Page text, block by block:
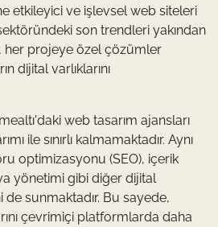
etkileyici ve işlevsel web siteleri
son trendleri yakından
her projeye özel çözümler
dijital varlıklarını
web tasarım ajansları
ile sınırlı kalmamaktadır. Aynı
optimizasyonu (SEO), içerik
yönetimi gibi diğer dijital
sunmaktadır. Bu sayede,
çevrimiçi platformlarda daha